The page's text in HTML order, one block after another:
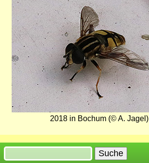
2018 in Bochum (© A. Jagel)
Suche